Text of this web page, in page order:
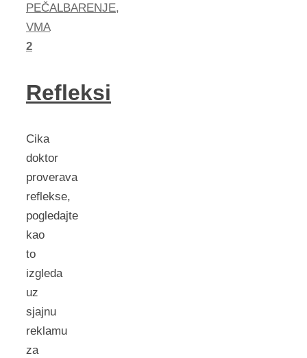
PEČALBARENJE,
VMA
2
Refleksi
Cika
doktor
proverava
reflekse,
pogledajte
kao
to
izgleda
uz
sjajnu
reklamu
za